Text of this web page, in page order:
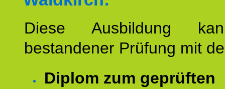
Diese Ausbildung
bestandener Prüfung mit
Diplom zum geprüften